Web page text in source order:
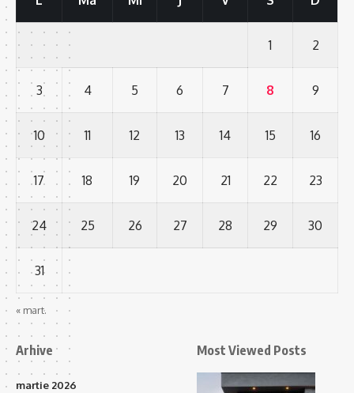
1 2
3 4 5 6 7 8 9
10 11 12 13 14 15 16
17 18 19 20 21 22 23
24 25 26 27 28 29 30
31
« mart.
Arhive
martie 2026
Most Viewed Posts